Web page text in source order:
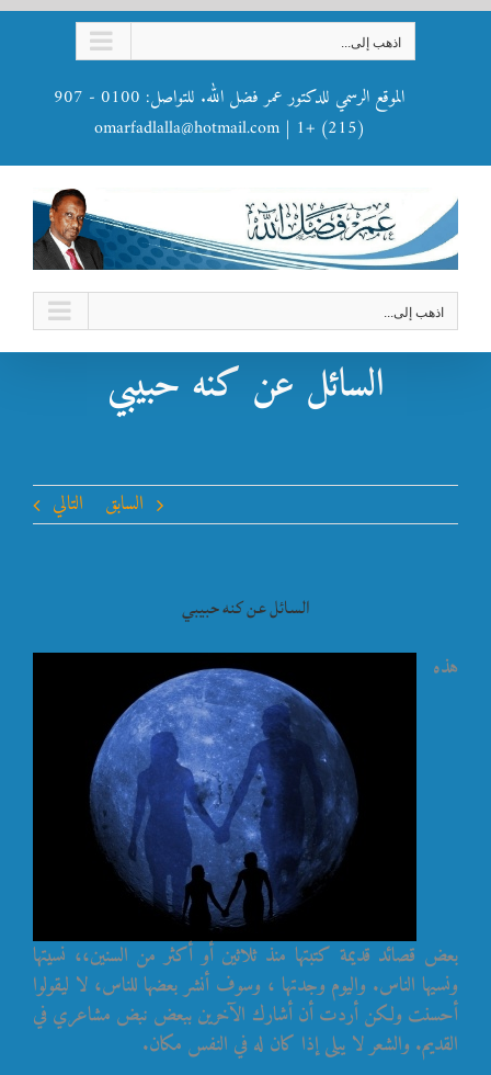
اذهب إلى...
الموقع الرسمي للدكتور عمر فضل الله. للتواصل: 0100 - 907
(215) +1
|
omarfadlalla@hotmail.com
اذهب إلى...
السائل عن كنه حبيبي
السابق التالي
السائل عن كنه حبيبي
هذه
بعض قصائد قديمة كتبتها منذ ثلاثين أو أكثر من السنين،، نسيتها
ونسيها الناس. واليوم وجدتها ، وسوف أنشر بعضها للناس، لا ليقولوا
أحسنت ولكن أردت أن أشارك الآخرين ببعض نبض مشاعري في
القديم. والشعر لا يبلى إذا كان له في النفس مكان.